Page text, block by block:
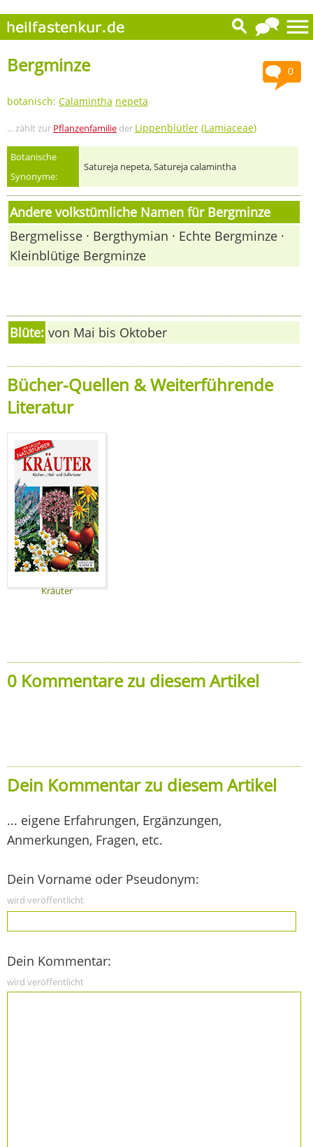
0
Bergminze
botanisch: Calamintha nepeta
... zählt zur Pflanzenfamilie der Lippenblütler (Lamiaceae)
Botanische
Synonyme:
Satureja nepeta, Satureja calamintha
Andere volkstümliche Namen für Bergminze
Bergmelisse · Bergthymian · Echte Bergminze ·
Kleinblütige Bergminze
Blüte: von Mai bis Oktober
Bücher-Quellen & Weiterführende
Literatur
Kräuter
0 Kommentare zu diesem Artikel
Dein Kommentar zu diesem Artikel
... eigene Erfahrungen, Ergänzungen,
Anmerkungen, Fragen, etc.
Dein Vorname oder Pseudonym:
wird veröffentlicht
Dein Kommentar:
wird veröffentlicht